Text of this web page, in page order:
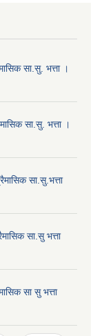
सा.सु. भत्ता ।
सा.सु. भत्ता ।
सा.सु.भत्ता
सा.सु भत्ता
सा सु भत्ता